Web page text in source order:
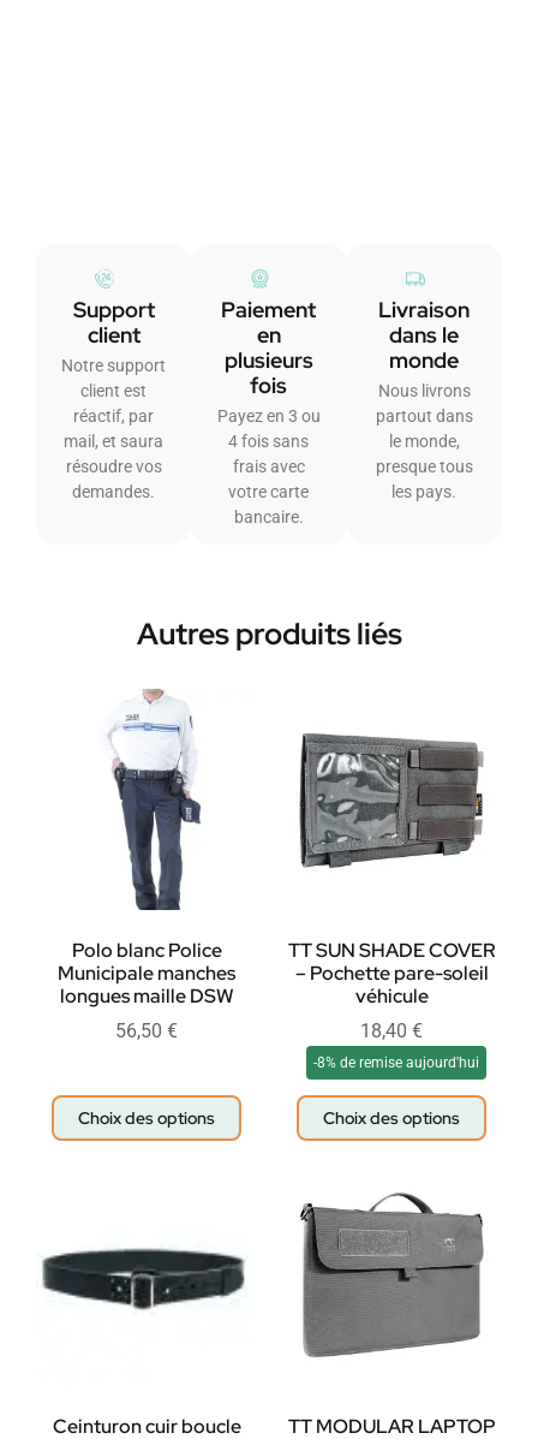
Support
client
Notre support
client est
réactif, par
mail, et saura
résoudre vos
demandes.
Paiement
en
plusieurs
fois
Payez en 3 ou
4 fois sans
frais avec
votre carte
bancaire.
Livraison
dans le
monde
Nous livrons
partout dans
le monde,
presque tous
les pays.
Autres produits liés
Polo blanc Police
Municipale manches
longues maille DSW
56,50 €
Choix des options
TT SUN SHADE COVER
– Pochette pare-soleil
véhicule
18,40 €
-8% de remise aujourd'hui
Choix des options
Ceinturon cuir boucle
TT MODULAR LAPTOP